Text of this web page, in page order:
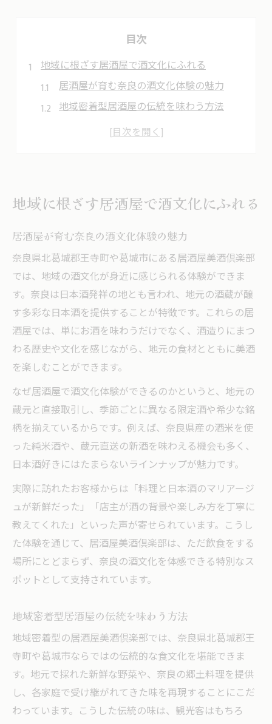
目次
地域に根ざす居酒屋で酒文化にふれる
居酒屋が育む奈良の酒文化体験の魅力
地域密着型居酒屋の伝統を味わう方法
居酒屋から始まる酒蔵巡りの楽しみ方
居酒屋で味わう奈良県産酒米の深い味わい
美酒倶楽部と酒米のこだわりを体感する
居酒屋で広がる地元酒米の可能性について
奈良の酒米が彩る居酒屋のおすすめ体験
居酒屋で知る酒米生産者の想いと工夫
伝統技法が息づく居酒屋の楽しみ方
居酒屋で体感する伝統技法の奥深さ
伝統技法を活かした居酒屋の逸品料理
居酒屋で味わう手仕事の温もりと魅力
伝統技法と現代感覚が融合する居酒屋
居酒屋ならではの伝統体験のすすめ
地元食材と日本酒の特別なマリアージュ
居酒屋で楽しむ地元食材と日本酒の調和
日本酒と相性抜群な居酒屋の地元食材
季節ごとに変わる居酒屋のペアリング術
居酒屋で体験する食材と酒の新発見
奈良県の酒造りを支える居酒屋体験
居酒屋が担う奈良県酒造りの役割とは
居酒屋体験が広げる奈良県酒造の魅力
地元酒造の想いを伝える居酒屋の工夫
居酒屋から始まる奈良の酒文化探訪
日本酒愛好家が通う居酒屋の奥深さ
居酒屋が日本酒愛好家に選ばれる理由
地域に根ざす居酒屋で酒文化にふれる
居酒屋が育む奈良の酒文化体験の魅力
奈良県北葛城郡王寺町や葛城市にある居酒屋美酒倶楽部
では、地域の酒文化が身近に感じられる体験ができま
す。奈良は日本酒発祥の地とも言われ、地元の酒蔵が醸
す多彩な日本酒を提供することが特徴です。これらの居
酒屋では、単にお酒を味わうだけでなく、酒造りにまつ
わる歴史や文化を感じながら、地元の食材とともに美酒
を楽しむことができます。
なぜ居酒屋で酒文化体験ができるのかというと、地元の
蔵元と直接取引し、季節ごとに異なる限定酒や希少な銘
柄を揃えているからです。例えば、奈良県産の酒米を使
った純米酒や、蔵元直送の新酒を味わえる機会も多く、
日本酒好きにはたまらないラインナップが魅力です。
実際に訪れたお客様からは「料理と日本酒のマリアージ
ュが新鮮だった」「店主が酒の背景や楽しみ方を丁寧に
教えてくれた」といった声が寄せられています。こうし
た体験を通じて、居酒屋美酒倶楽部は、ただ飲食をする
場所にとどまらず、奈良の酒文化を体感できる特別なス
ポットとして支持されています。
地域密着型居酒屋の伝統を味わう方法
地域密着型の居酒屋美酒倶楽部では、奈良県北葛城郡王
寺町や葛城市ならではの伝統的な食文化を堪能できま
す。地元で採れた新鮮な野菜や、奈良の郷土料理を提供
し、各家庭で受け継がれてきた味を再現することにこだ
わっています。こうした伝統の味は、観光客はもちろ